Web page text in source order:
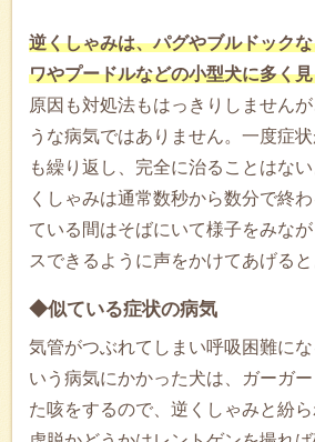
逆くしゃみは、パグやブルドック
ワやプードルなどの小型犬に多く
原因も対処法もはっきりしません
うな病気ではありません。一度症
も繰り返し、完全に治ることはな
くしゃみは通常数秒から数分で終
ている間はそばにいて様子をみな
スできるように声をかけてあげると
◆似ている症状の病気
気管がつぶれてしまい呼吸困難にな
いう病気にかかった犬は、ガーガ
た咳をするので、逆くしゃみと紛